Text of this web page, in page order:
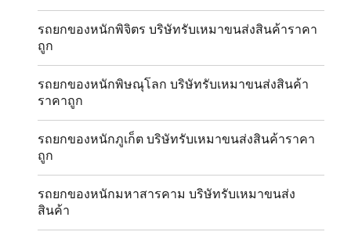
รถยกของหนักพิจิตร บริษัทรับเหมาขนส่งสินค้าราคา
ถูก
รถยกของหนักพิษณุโลก บริษัทรับเหมาขนส่งสินค้า
ราคาถูก
รถยกของหนักภูเก็ต บริษัทรับเหมาขนส่งสินค้าราคา
ถูก
รถยกของหนักมหาสารคาม บริษัทรับเหมาขนส่ง
สินค้า